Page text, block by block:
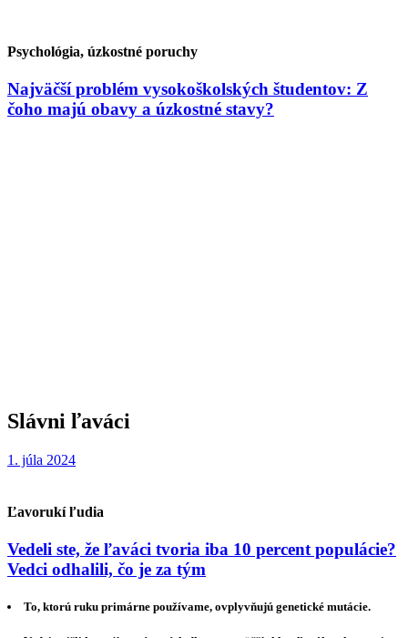
Psychológia, úzkostné poruchy
Najväčší problém vysokoškolských študentov: Z
čoho majú obavy a úzkostné stavy?
Slávni ľaváci
1. júla 2024
Ľavorukí ľudia
Vedeli ste, že ľaváci tvoria iba 10 percent populácie?
Vedci odhalili, čo je za tým
To, ktorú ruku primárne používame, ovplyvňujú genetické mutácie.